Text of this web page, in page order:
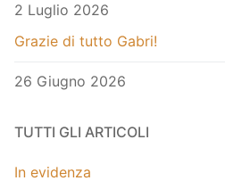
2 Luglio 2026
Grazie di tutto Gabri!
26 Giugno 2026
TUTTI GLI ARTICOLI
In evidenza